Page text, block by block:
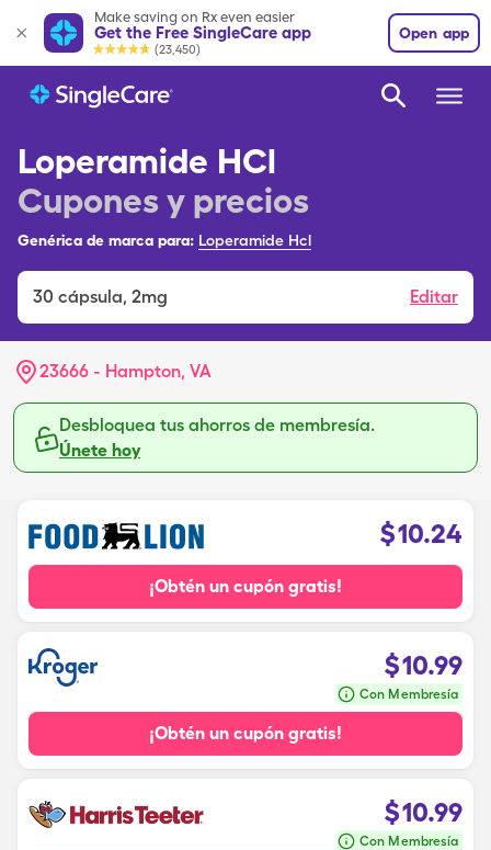
Make saving on Rx even easier
Get the Free SingleCare app
(23,450)
Open app
Loperamide HCl
Cupones y precios
Genérica de marca para: Loperamide Hcl
30 cápsula, 2mg Editar
23666 - Hampton, VA
Desbloquea tus ahorros de membresía.
Únete hoy
$10.24
¡Obtén un cupón gratis!
$10.99
Con Membresía
¡Obtén un cupón gratis!
$10.99
Con Membresía